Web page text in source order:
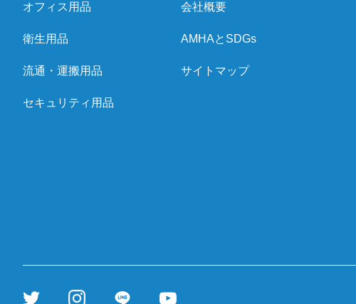
オフィス用品
衛生用品
流通・運搬用品
セキュリティ用品
会社概要
AMHAとSDGs
サイトマップ